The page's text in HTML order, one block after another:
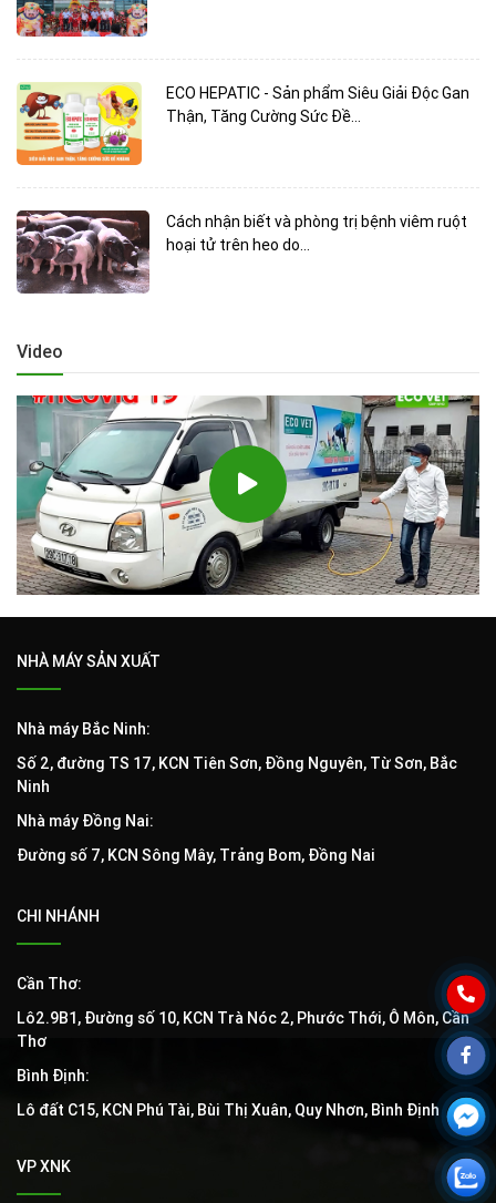
ECO HEPATIC - Sản phẩm Siêu Giải Độc Gan
Thận, Tăng Cường Sức Đề...
Cách nhận biết và phòng trị bệnh viêm ruột
hoại tử trên heo do...
Video
NHÀ MÁY SẢN XUẤT
Nhà máy Bắc Ninh:
Số 2, đường TS 17, KCN Tiên Sơn, Đồng Nguyên, Từ Sơn, Bắc
Ninh
Nhà máy Đồng Nai:
Đường số 7, KCN Sông Mây, Trảng Bom, Đồng Nai
CHI NHÁNH
Cần Thơ:
Lô2.9B1, Đường số 10, KCN Trà Nóc 2, Phước Thới, Ô Môn, Cần
Thơ
Bình Định:
Lô đất C15, KCN Phú Tài, Bùi Thị Xuân, Quy Nhơn, Bình Định
VP XNK